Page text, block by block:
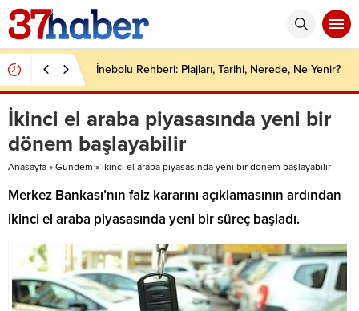
İnebolu Rehberi: Plajları, Tarihi, Nerede, Ne Yenir?
İkinci el araba piyasasında yeni bir
dönem başlayabilir
Anasayfa » Gündem » İkinci el araba piyasasında yeni bir dönem başlayabilir
Merkez Bankası’nın faiz kararını açıklamasının ardından
ikinci el araba piyasasında yeni bir süreç başladı.